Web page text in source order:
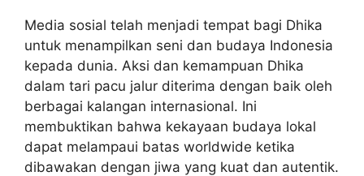
Media sosial telah menjadi tempat bagi Dhika
untuk menampilkan seni dan budaya Indonesia
kepada dunia. Aksi dan kemampuan Dhika
dalam tari pacu jalur diterima dengan baik oleh
berbagai kalangan internasional. Ini
membuktikan bahwa kekayaan budaya lokal
dapat melampaui batas worldwide ketika
dibawakan dengan jiwa yang kuat dan autentik.